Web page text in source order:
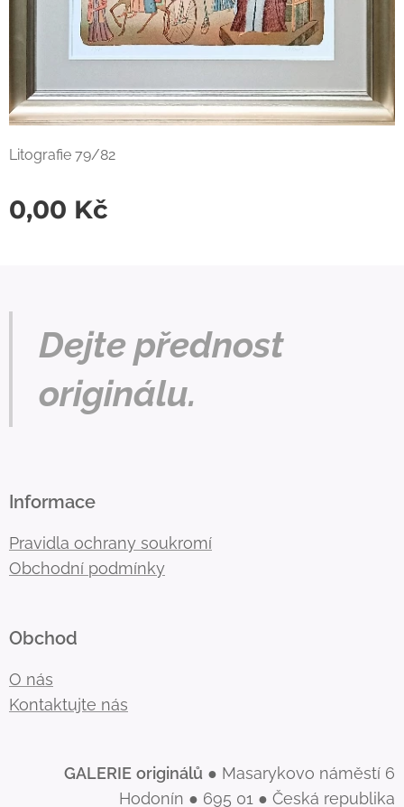
Litografie 79/82
0,00 Kč
Dejte přednost
originálu.
Informace
Pravidla ochrany soukromí
Obchodní podmínky
Obchod
O nás
Kontaktujte nás
GALERIE originálů ● Masarykovo náměstí 6
Hodonín ● 695 01 ● Česká republika